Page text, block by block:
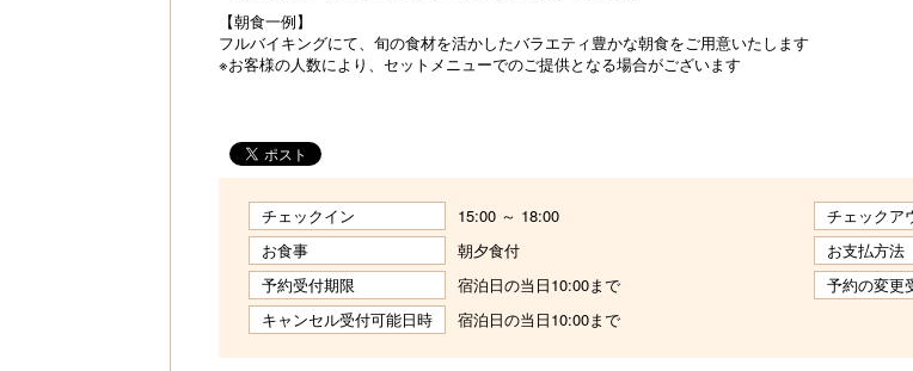
【朝食一例】
フルバイキングにて、旬の食材を活かしたバラエティ豊かな朝食をご用意いたします
※お客様の人数により、セットメニューでのご提供となる場合がございます
チェックイン 15:00 ～ 18:00 チェックア
お食事
朝夕食付 お支払方法
予約受付期限
宿泊日の当日10:00まで 予約の変更
キャンセル受付可能日時
宿泊日の当日10:00まで